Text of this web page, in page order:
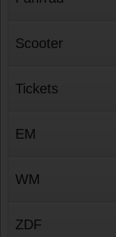
Scooter
Tickets
EM
WM
ZDF